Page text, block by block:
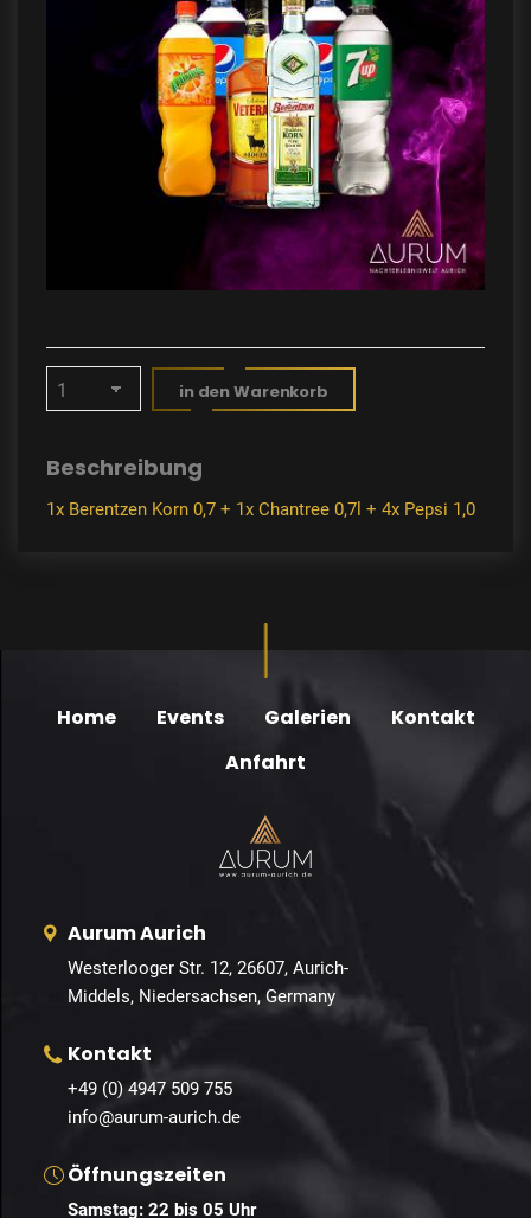
in den Warenkorb
Beschreibung
1x Berentzen Korn 0,7 + 1x Chantree 0,7l + 4x Pepsi 1,0
Home Events Galerien
Kontakt
Anfahrt
Aurum Aurich
Westerlooger Str. 12, 26607, Aurich-
Middels, Niedersachsen, Germany
Kontakt
+49 (0) 4947 509 755
info@aurum-aurich.de
Öffnungszeiten
Samstag: 22 bis 05 Uhr